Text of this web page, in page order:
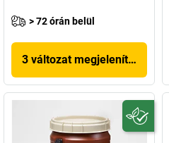
> 72 órán belül
3 változat megjelenítése